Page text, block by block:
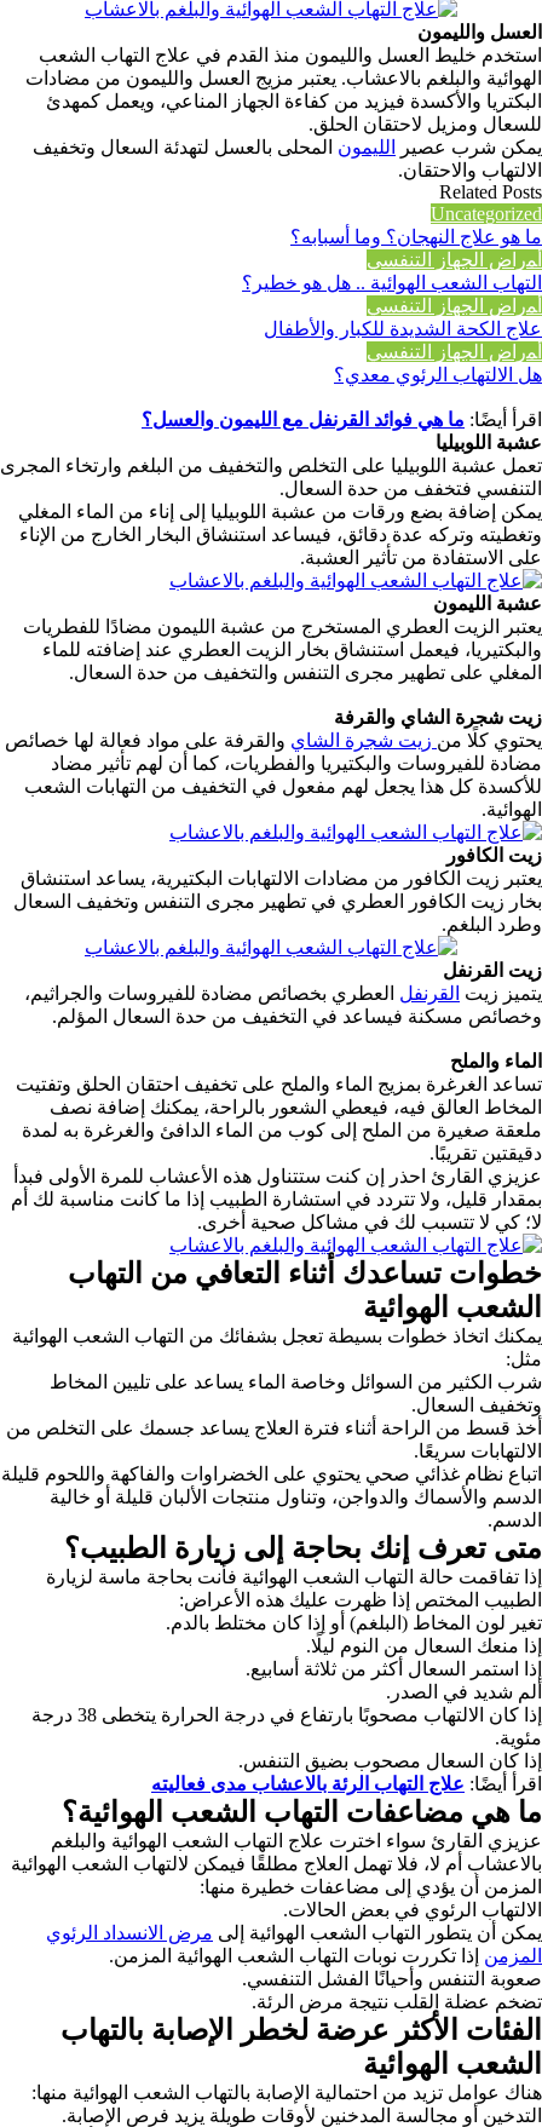
العسل والليمون
استخدم خليط العسل والليمون منذ القدم في علاج التهاب الشعب
الهوائية والبلغم بالاعشاب. يعتبر مزيج العسل والليمون من مضادات
البكتريا والأكسدة فيزيد من كفاءة الجهاز المناعي، ويعمل كمهدئ
للسعال ومزيل لاحتقان الحلق.
يمكن شرب عصير
الليمون المحلى بالعسل لتهدئة السعال وتخفيف
الالتهاب والاحتقان.
Related Posts
Uncategorized
ما هو علاج النهجان؟ وما أسبابه؟
أﻤراض اﻟﺠﻬﺎز اﻟﺘﻨﻔﺴﻲ
التهاب الشعب الهوائية .. هل هو خطير؟
أﻤراض اﻟﺠﻬﺎز اﻟﺘﻨﻔﺴﻲ
علاج الكحة الشديدة للكبار والأطفال
أﻤراض اﻟﺠﻬﺎز اﻟﺘﻨﻔﺴﻲ
هل الالتهاب الرئوي معدي؟
اقرأ أيضًا: ما هي فوائد القرنفل مع الليمون والعسل؟
عشبة اللوبيليا
تعمل عشبة اللوبيليا على التخلص والتخفيف من البلغم وارتخاء المجرى
التنفسي فتخفف من حدة السعال.
يمكن إضافة بضع ورقات من عشبة اللوبيليا إلى إناء من الماء المغلي
وتغطيته وتركه عدة دقائق، فيساعد استنشاق البخار الخارج من الإناء
على الاستفادة من تأثير العشبة.
عشبة الليمون
يعتبر الزيت العطري المستخرج من عشبة الليمون مضادًا للفطريات
والبكتيريا، فيعمل استنشاق بخار الزيت العطري عند إضافته للماء
المغلي على تطهير مجرى التنفس والتخفيف من حدة السعال.
زيت شجرة الشاي والقرفة
يحتوي كلًا من زيت شجرة الشاي والقرفة على مواد فعالة لها خصائص
مضادة للفيروسات والبكتيريا والفطريات، كما أن لهم تأثير مضاد
للأكسدة كل هذا يجعل لهم مفعول في التخفيف من التهابات الشعب
الهوائية.
زيت الكافور
يعتبر زيت الكافور من مضادات الالتهابات البكتيرية، يساعد استنشاق
بخار زيت الكافور العطري في تطهير مجرى التنفس وتخفيف السعال
وطرد البلغم.
زيت القرنفل
يتميز زيت القرنفل العطري بخصائص مضادة للفيروسات والجراثيم،
وخصائص مسكنة فيساعد في التخفيف من حدة السعال المؤلم.
الماء والملح
تساعد الغرغرة بمزيج الماء والملح على تخفيف احتقان الحلق وتفتيت
المخاط العالق فيه، فيعطي الشعور بالراحة، يمكنك إضافة نصف
ملعقة صغيرة من الملح إلى كوب من الماء الدافئ والغرغرة به لمدة
دقيقتين تقريبًا.
عزيزي القارئ احذر إن كنت ستتناول هذه الأعشاب للمرة الأولى فبدأ
بمقدار قليل، ولا تتردد في استشارة الطبيب إذا ما كانت مناسبة لك أم
لا؛ كي لا تتسبب لك في مشاكل صحية أخرى.
خطوات تساعدك أثناء التعافي من التهاب
الشعب الهوائية
يمكنك اتخاذ خطوات بسيطة تعجل بشفائك من التهاب الشعب الهوائية
مثل:
شرب الكثير من السوائل وخاصة الماء يساعد على تليين المخاط
وتخفيف السعال.
أخذ قسط من الراحة أثناء فترة العلاج يساعد جسمك على التخلص من
الالتهابات سريعًا.
اتباع نظام غذائي صحي يحتوي على الخضراوات والفاكهة واللحوم قليلة
الدسم والأسماك والدواجن، وتناول منتجات الألبان قليلة أو خالية
الدسم.
متى تعرف إنك بحاجة إلى زيارة الطبيب؟
إذا تفاقمت حالة التهاب الشعب الهوائية فأنت بحاجة ماسة لزيارة
الطبيب المختص إذا ظهرت عليك هذه الأعراض:
تغير لون المخاط (البلغم) أو إذا كان مختلط بالدم.
إذا منعك السعال من النوم ليلًا.
إذا استمر السعال أكثر من ثلاثة أسابيع.
ألم شديد في الصدر.
إذا كان الالتهاب مصحوبًا بارتفاع في درجة الحرارة يتخطى 38 درجة
مئوية.
إذا كان السعال مصحوب بضيق التنفس.
اقرأ أيضًا: علاج التهاب الرئة بالاعشاب مدى فعاليته
ما هي مضاعفات التهاب الشعب الهوائية؟
عزيزي القارئ سواء اخترت علاج التهاب الشعب الهوائية والبلغم
بالاعشاب أم لا، فلا تهمل العلاج مطلقًا فيمكن لالتهاب الشعب الهوائية
المزمن أن يؤدي إلى مضاعفات خطيرة منها:
الالتهاب الرئوي في بعض الحالات.
يمكن أن يتطور التهاب الشعب الهوائية إلى مرض الانسداد الرئوي
المزمن إذا تكررت نوبات التهاب الشعب الهوائية المزمن.
صعوبة التنفس وأحيانًا الفشل التنفسي.
تضخم عضلة القلب نتيجة مرض الرئة.
الفئات الأكثر عرضة لخطر الإصابة بالتهاب
الشعب الهوائية
هناك عوامل تزيد من احتمالية الإصابة بالتهاب الشعب الهوائية منها:
التدخين أو مجالسة المدخنين لأوقات طويلة يزيد فرص الإصابة.